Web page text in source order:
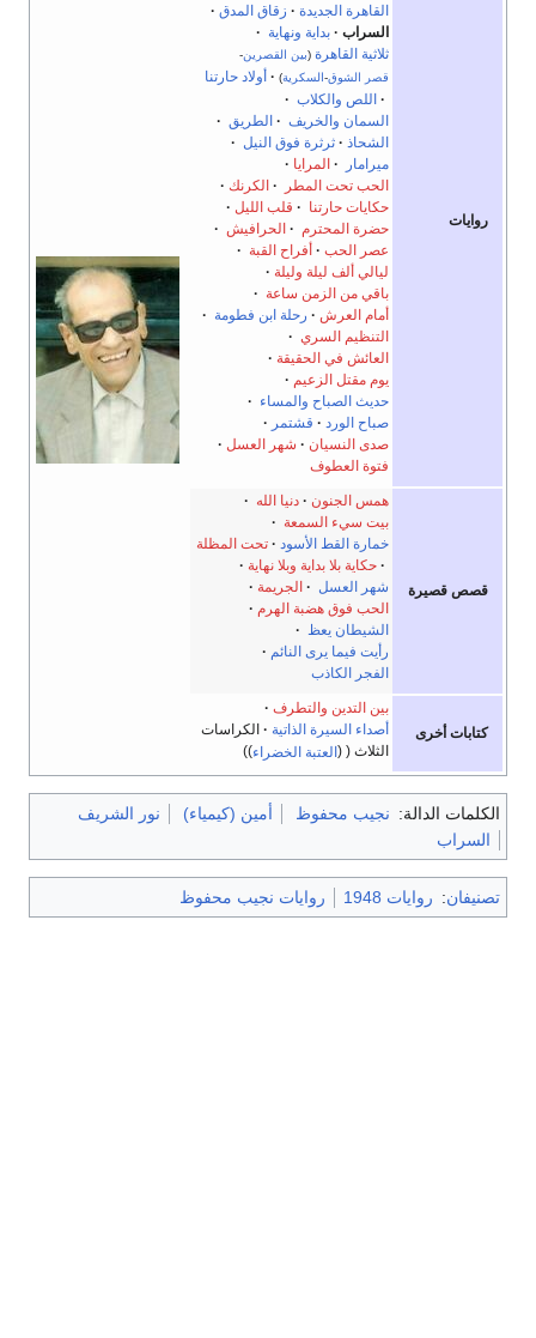
روايات
القاهرة الجديدة · زقاق المدق ·
السراب · بداية ونهاية ·
ثلاثية القاهرة (بين القصرين-
قصر الشوق-السكرية)
· أولاد حارتنا
· اللص والكلاب ·
السمان والخريف · الطريق ·
الشحاذ
ثرثرة فوق النيل ·
ميرامار
· المرايا
الحب تحت المطر
· الكرنك
حكايات حارتنا · قلب الليل
حضرة المحترم · الحرافيش ·
عصر الحب · أفراح القبة ·
ليالي ألف ليلة وليلة
باقي من الزمن ساعة ·
أمام العرش
رحلة ابن فطومة ·
التنظيم السري ·
العائش في الحقيقة
يوم مقتل الزعيم
حديث الصباح والمساء ·
صباح الورد · قشتمر
صدى النسيان · شهر العسل
فتوة العطوف
قصص قصيرة
همس الجنون دنيا الله ·
بيت سيء السمعة ·
خمارة القط الأسود
تحت المظلة
· حكاية بلا بداية وبلا نهاية ·
شهر العسل · الجريمة
الحب فوق هضبة الهرم
الشيطان يعظ ·
رأيت فيما يرى النائم ·
الفجر الكاذب
كتابات أخرى
بين التدين والتطرف
أصداء السيرة الذاتية
الكراسات
الثلاث
العتبة الخضراء
الكلمات الدالة: نجيب محفوظ أمين (كيمياء)
نور الشريف
السراب
تصنيفان: روايات 1948 روايات نجيب محفوظ